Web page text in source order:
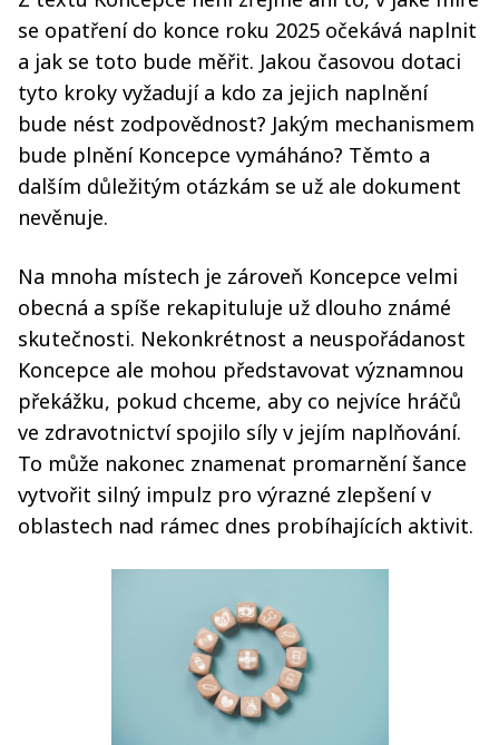
se opatření do konce roku 2025 očekává naplnit
a jak se toto bude měřit. Jakou časovou dotaci
tyto kroky vyžadují a kdo za jejich naplnění
bude nést zodpovědnost? Jakým mechanismem
bude plnění Koncepce vymáháno? Těmto a
dalším důležitým otázkám se už ale dokument
nevěnuje.
Na mnoha místech je zároveň Koncepce velmi
obecná a spíše rekapituluje už dlouho známé
skutečnosti. Nekonkrétnost a neuspořádanost
Koncepce ale mohou představovat významnou
překážku, pokud chceme, aby co nejvíce hráčů
ve zdravotnictví spojilo síly v jejím naplňování.
To může nakonec znamenat promarnění šance
vytvořit silný impulz pro výrazné zlepšení v
oblastech nad rámec dnes probíhajících aktivit.